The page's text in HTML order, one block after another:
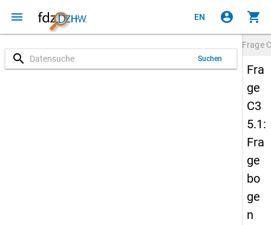
menu EN account_circle shopping_cart
search Suchen
Frage
Fra
ge
C3
5.1:
Fra
ge
bo
ge
n